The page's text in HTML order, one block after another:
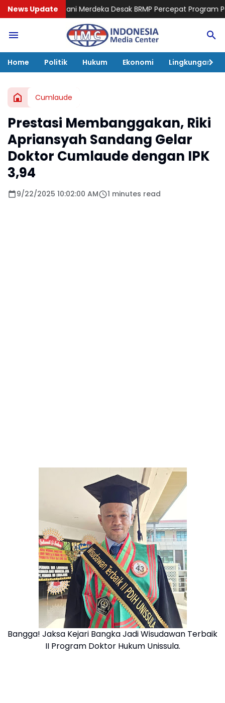
News UpdateDesak BRMP Percepat Program Pemulihan Petani
Home Politik Hukum Ekonomi Lingkungan
Cumlaude
Prestasi Membanggakan, Riki
Apriansyah Sandang Gelar
Doktor Cumlaude dengan IPK
3,94
9/22/2025 10:02:00 AM 1 minutes read
Bangga! Jaksa Kejari Bangka Jadi Wisudawan Terbaik
II Program Doktor Hukum Unissula.